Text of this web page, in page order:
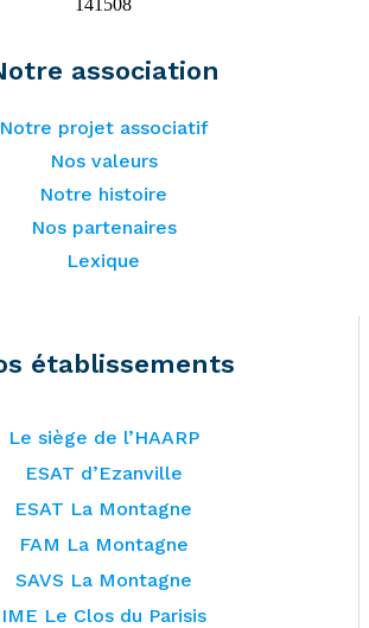
association
Notre projet associatif
Nos valeurs
Notre histoire
Nos partenaires
Lexique
établissements
Le siège de l’HAARP
ESAT d’Ezanville
ESAT La Montagne
FAM La Montagne
SAVS La Montagne
IME Le Clos du Parisis